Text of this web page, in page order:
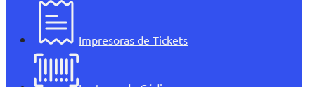
Impresoras de Tickets